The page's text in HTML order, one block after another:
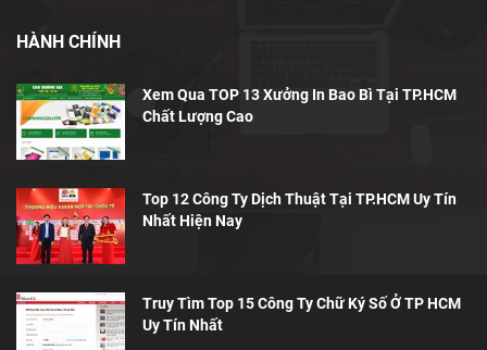
HÀNH CHÍNH
Xem Qua TOP 13 Xưởng In Bao Bì Tại TP.HCM
Chất Lượng Cao
Top 12 Công Ty Dịch Thuật Tại TP.HCM Uy Tín
Nhất Hiện Nay
Truy Tìm Top 15 Công Ty Chữ Ký Số Ở TP HCM
Uy Tín Nhất